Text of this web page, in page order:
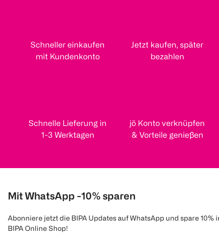
Schneller einkaufen
mit Kundenkonto
Jetzt kaufen, später
bezahlen
Schnelle Lieferung in
1-3 Werktagen
jö Konto verknüpfen
& Vorteile genießen
Mit WhatsApp -10% sparen
Abonniere jetzt die BIPA Updates auf WhatsApp und spare 10%
BIPA Online Shop!